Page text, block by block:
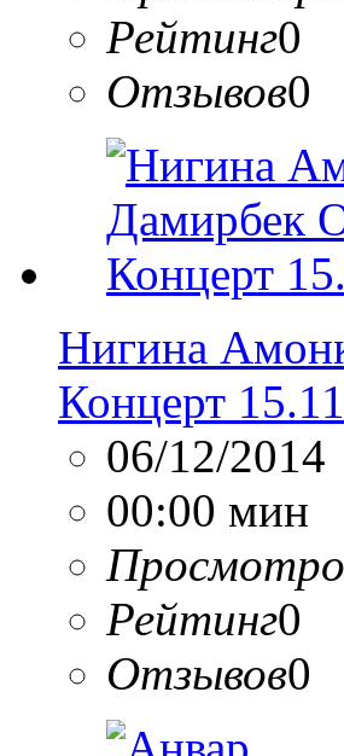
Рейтинг0
Отзывов0
Нигина
Концерт
06/12/2014
00:00 мин
Рейтинг0
Отзывов0